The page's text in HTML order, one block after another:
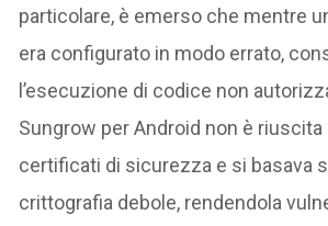
particolare, è emerso che mentre
era configurato in modo errato,
l’esecuzione di codice non
Sungrow per Android non è riuscita
certificati di sicurezza e si basava
crittografia debole, rendendola